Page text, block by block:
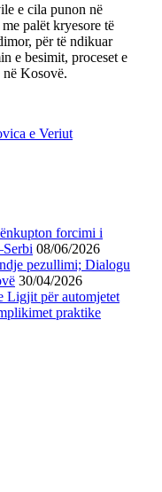
e cila punon në
palët kryesore të
për të ndikuar
e besimit, proceset e
Kosovë.
e Veriut
forcimi i
08/06/2026
pezullimi; Dialogu
30/04/2026
Ligjit për automjetet
praktike